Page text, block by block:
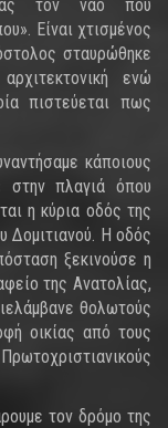
τον ναό που
Είναι χτισμένος
σταυρώθηκε
ενώ
πιστεύεται πως
κάποιους
στην πλαγιά όπου
η κύρια οδός της
Δομιτιανού. Η οδός
ξεκινούσε η
της Ανατολίας,
θολωτούς
οικίας από τους
τον δρόμο της